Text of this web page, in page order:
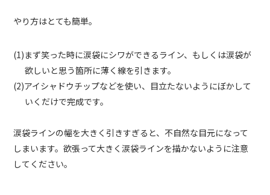
やり方はとても簡単。
(1)まず笑った時に涙袋にシワができるライン、もしくは涙袋が
欲しいと思う箇所に薄く線を引きます。
(2)アイシャドウチップなどを使い、目立たないようにぼかして
いくだけで完成です。
涙袋ラインの幅を大きく引きすぎると、不自然な目元になって
しまいます。欲張って大きく涙袋ラインを描かないように注意
してください。